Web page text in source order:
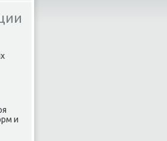
и